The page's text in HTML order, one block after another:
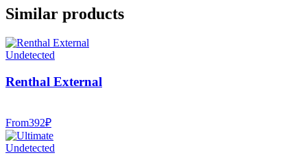
Similar products
Undetected
Renthal External
From392₽
Undetected